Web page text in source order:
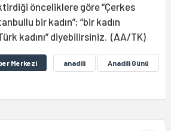
önceliklere göre “Çerkes
bir kadın”; “bir kadın
kadını” diyebilirsiniz. (AA/TK)
Merkezi anadili Anadili Günü